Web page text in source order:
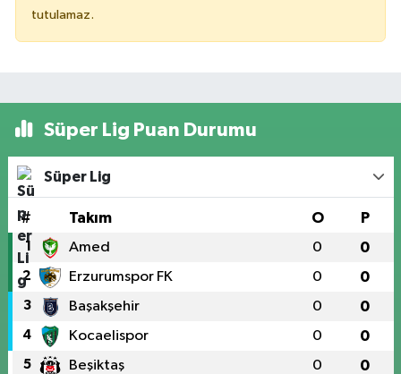
tutulamaz.
Süper Lig Puan Durumu
Süper Lig
# Takım O P
1 Amed 0 0
2 Erzurumspor FK 0 0
3 Başakşehir 0 0
4 Kocaelispor 0 0
5 Beşiktaş 0 0